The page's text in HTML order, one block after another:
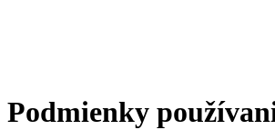
Podmienky